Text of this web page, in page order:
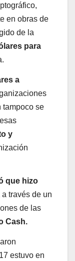
en obras de
de la
para
a
tampoco se
y
que hizo
a través de un
de las
Cash.
estuvo en